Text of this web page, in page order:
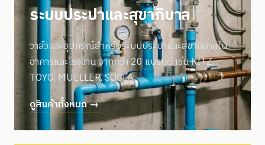
ระบบประปาและสุขาภิบาล
วาล์วและอุปกรณ์สำหรับระบบประปาและสุขาภิบาลใน
อาคารและโรงงาน จากกว่า 20 แบรนด์ เช่น KITZ,
TOYO, MUELLER, SOCLA
ดูสินค้าทั้งหมด →